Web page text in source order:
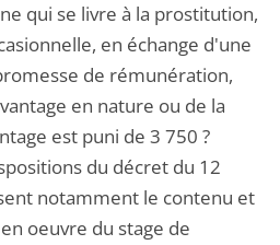
qui se livre à la prostitution,
en échange d'une
de rémunération,
en nature ou de la
est puni de 3 750 ?
du décret du 12
notamment le contenu et
oeuvre du stage de